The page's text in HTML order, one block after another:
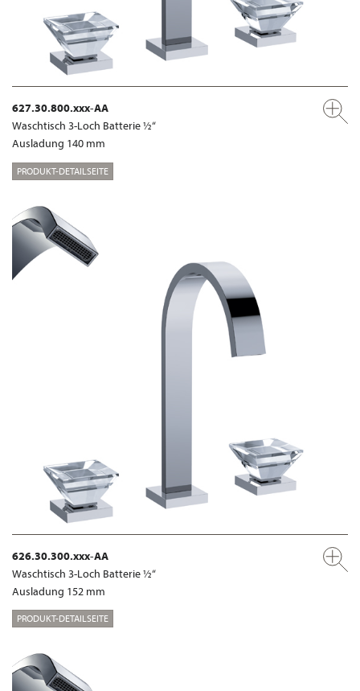
627.30.800.xxx-AA
Waschtisch 3-Loch Batterie ½“
Ausladung 140 mm
PRODUKT-DETAILSEITE
626.30.300.xxx-AA
Waschtisch 3-Loch Batterie ½“
Ausladung 152 mm
PRODUKT-DETAILSEITE